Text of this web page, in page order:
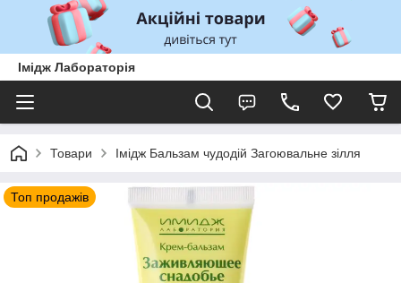
Імідж Лабораторія
Товари Імідж Бальзам чудодій Загоювальне зілля
Топ продажів